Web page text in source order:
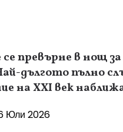
превърне в нощ
дългото пълно
на XXI век
Юли 2026